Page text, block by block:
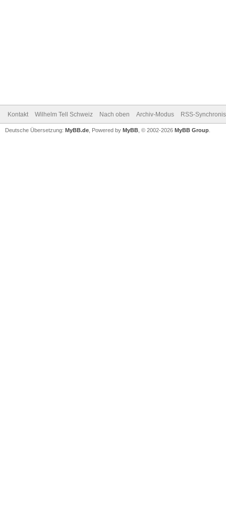
Kontakt Wilhelm Tell Schweiz Nach oben Archiv-Modus RSS-
Deutsche Übersetzung: MyBB.de , Powered by MyBB , © 2002-2026 MyBB Group